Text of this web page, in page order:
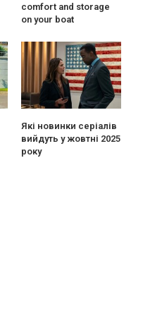
comfort and storage
on your boat
Які новинки серіалів
вийдуть у жовтні 2025
року